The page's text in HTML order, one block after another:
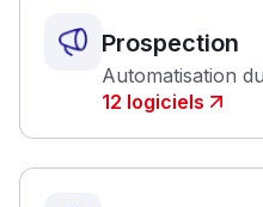
Prospection
Automatisation
12 logiciels